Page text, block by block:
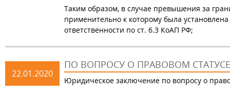
Таким образом, в случае превышения за
применительно к которому была
ответственности по ст. 6.3 КоАП РФ;
22.01.2020
ПО ВОПРОСУ О ПРАВОВОМ
Юридическое заключение по вопросу о